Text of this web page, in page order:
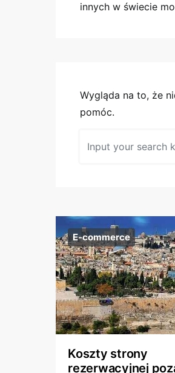
innych w świecie
Wygląda na to, że
pomóc.
E-commerce
Koszty strony
rezerwacyjnej